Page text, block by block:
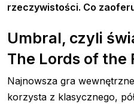
rzeczywistości. Co
Umbral, czyli
The Lords of the
Najnowsza gra
korzysta z klasycznego,